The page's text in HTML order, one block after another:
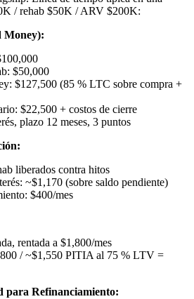
/ rehab $50K / ARV $200K:
Money):
$50,000
$127,500 (85 % LTC sobre compra +
$22,500 + costos de cierre
plazo 12 meses, 3 puntos
liberados contra hitos
~$1,170 (sobre saldo pendiente)
$400/mes
rentada a $1,800/mes
/ ~$1,550 PITIA al 75 % LTV =
para Refinanciamiento: